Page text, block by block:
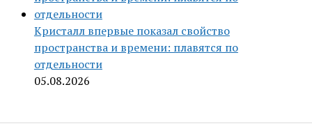
Кристалл впервые показал свойство
пространства и времени: плавятся по
отдельности
05.08.2026